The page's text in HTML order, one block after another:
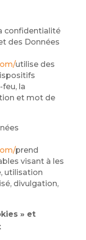
confidentialité
des Données
utilise des
la
et mot de
prend
visant à les
utilisation
divulgation,
» et